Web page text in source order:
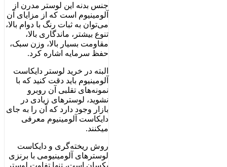
جنس بدنه این لوستر مدرن از
آلومینیوم است که از مزایای آن
می‌توان به ثبات رنگ با دوام بالا،
تنوع بیشتر، ماندگاری بالا،
مقاومت بسیار بالا، وزن سبک،
حفظ سرمایه اشاره کرد.
البته در خرید لوستر دایکاست
آلومینیوم باید دقت کنید که با
نمونه‌های تقلبی آن روبرو
نشوید، لوسترهای زیادی در
بازار وجود دارد که آن را به جای
دایکاست آلومینیوم معرفی
میکنند.
روش ریخته‌گری و دایکاست
لوسترهای آلومینیومی با برنزی
یکسان است، تنها تفاوت لوستر